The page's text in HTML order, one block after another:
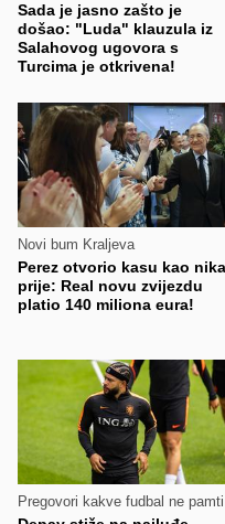
Sada je jasno zašto je
došao: "Luda" klauzula iz
Salahovog ugovora s
Turcima je otkrivena!
Novi bum Kraljeva
Perez otvorio kasu kao
prije: Real novu zvijezdu
platio 140 miliona eura!
Pregovori kakve fudbal ne pamti